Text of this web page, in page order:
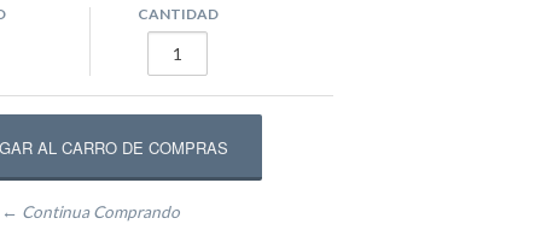
CANTIDAD
← Continua Comprando